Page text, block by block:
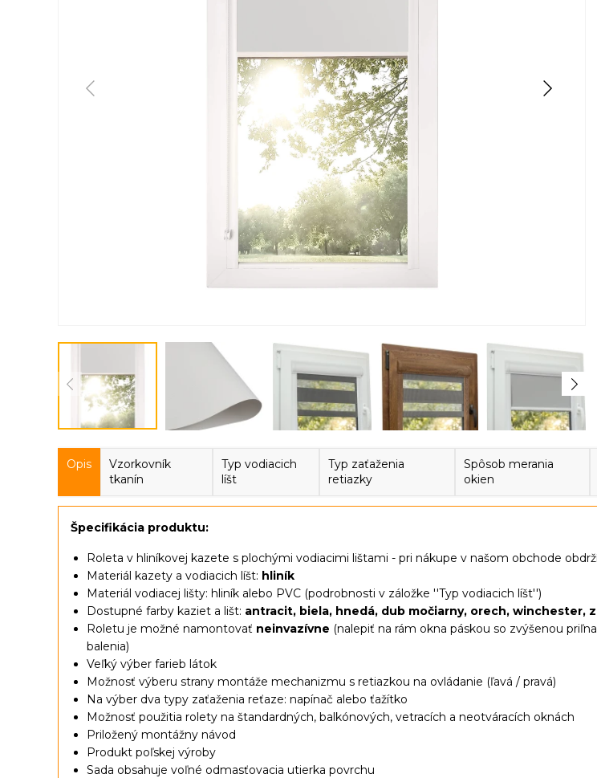
Opis
Vzorkovník
tkanín
Typ vodiacich
líšt
Typ zaťaženia
retiazky
Spôsob merania
okien
Špecifikácia produktu:
Roleta v hliníkovej kazete s plochými vodiacimi lištami - pri nákupe v našom obchode
Materiál kazety a vodiacich líšt: hliník
Materiál vodiacej lišty: hliník alebo PVC (podrobnosti v záložke ''Typ vodiacich líšt'')
Dostupné farby kaziet a lišt: antracit, biela, hnedá, dub močiarny, orech, winchester,
Roletu je možné namontovať neinvazívne (nalepiť na rám okna páskou so zvýšenou
balenia)
Veľký výber farieb látok
Možnosť výberu strany montáže mechanizmu s retiazkou na ovládanie (ľavá / pravá)
Na výber dva typy zaťaženia reťaze: napínač alebo ťažítko
Možnosť použitia rolety na štandardných, balkónových, vetracích a neotváracích oknách
Priložený montážny návod
Produkt poľskej výroby
Sada obsahuje voľné odmasťovacia utierka povrchu